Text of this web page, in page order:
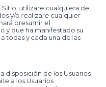
utilizare cualquiera de
y/o realizare cualquier
presumir el
y que ha manifestado su
todas y cada una de las
disposición de los Usuarios
a los Usuarios